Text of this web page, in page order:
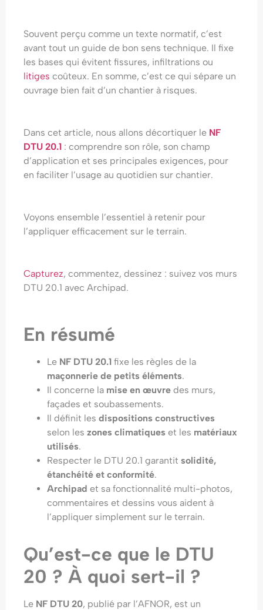
Souvent perçu comme un texte normatif, c’est
avant tout un guide de bon sens technique. Il fixe
les bases qui évitent fissures, infiltrations ou
litiges coûteux. En somme, c’est ce qui sépare un
ouvrage bien fait d’un chantier à risques.
Dans cet article, nous allons décortiquer le NF
DTU 20.1 : comprendre son rôle, son champ
d’application et ses principales exigences, pour
en faciliter l’usage au quotidien sur chantier.
Voyons ensemble l’essentiel à retenir pour
l’appliquer efficacement sur le terrain.
Capturez, commentez, dessinez : suivez vos murs
DTU 20.1 avec Archipad.
En résumé
Le NF DTU 20.1 fixe les règles de la
maçonnerie de petits éléments.
Il concerne la mise en œuvre des murs,
façades et soubassements.
Il définit les dispositions constructives
selon les zones climatiques et les matériaux
utilisés.
Respecter le DTU 20.1 garantit solidité,
étanchéité et conformité.
Archipad et sa fonctionnalité multi-photos,
commentaires et dessins vous aident à
l’appliquer simplement sur le terrain.
Qu’est-ce que le DTU
20 ? À quoi sert-il ?
Le NF DTU 20, publié par l’AFNOR, est un